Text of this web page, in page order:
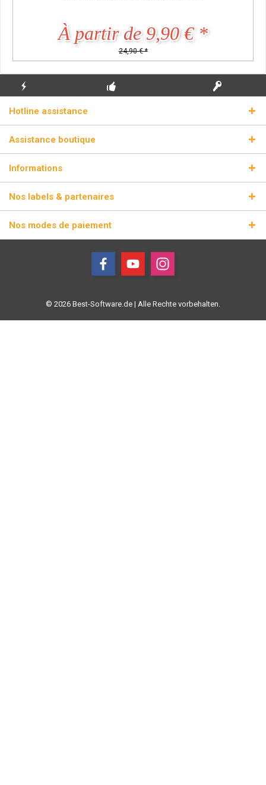
À partir de 9,90 € *
24,90 € *
ÉCLAIR
Hotline assistance
Assistance boutique
Informations
Nos labels & partenaires
Nos modes de paiement
© 2026 Best-Software.de | Alle Rechte vorbehalten.